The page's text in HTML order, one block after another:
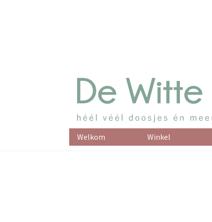
Welkom Winkel